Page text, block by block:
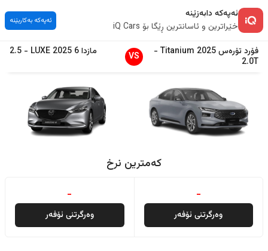
ئەپەکە دابەزێنە
خێراترین و ئاسانترین ڕێگا بۆ iQ Cars
ئەپەکە بەکاربێنە
فۆردتۆرەس2025
Titanium
-
2.0T
VS مازدا6
2025
LUXE
-
2.5
کەمترین نرخ
-
وەرگرتنی ئۆفەر
-
وەرگرتنی ئۆفەر